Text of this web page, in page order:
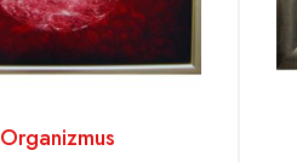
Organizmus